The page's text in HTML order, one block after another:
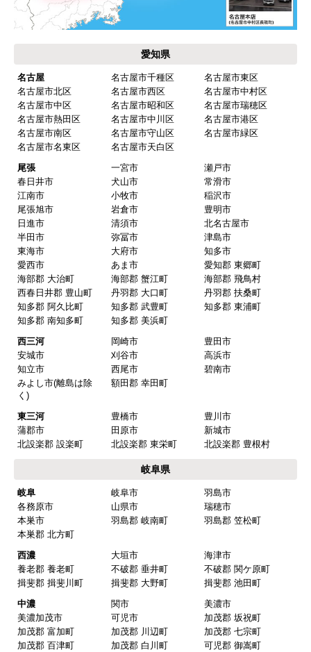
愛知県
名古屋 名古屋市千種区
名古屋市東区
名古屋市北区
名古屋市西区
名古屋市中村区
名古屋市中区
名古屋市昭和区
名古屋市瑞穂区
名古屋市熱田区
名古屋市中川区
名古屋市港区
名古屋市南区
名古屋市守山区
名古屋市緑区
名古屋市名東区
名古屋市天白区
尾張
一宮市
瀬戸市
春日井市
犬山市
常滑市
江南市
小牧市
稲沢市
尾張旭市
岩倉市
豊明市
日進市
清須市
北名古屋市
半田市
弥冨市
津島市
東海市
大府市
知多市
愛西市
あま市
愛知郡 東郷町
海部郡 大治町
海部郡 蟹江町
海部郡 飛鳥村
西春日井郡 豊山町
丹羽郡 大口町
丹羽郡 扶桑町
知多郡 阿久比町
知多郡 武豊町
知多郡 東浦町
知多郡 南知多町
知多郡 美浜町
西三河
岡崎市
豊田市
安城市
刈谷市
高浜市
知立市
西尾市
碧南市
みよし市(離島は除
く)
額田郡 幸田町
東三河 豊橋市
豊川市
蒲郡市
田原市
新城市
北設楽郡 設楽町
北設楽郡 東栄町 北設楽郡 豊根村
岐阜県
岐阜 岐阜市
羽島市
各務原市
山県市
瑞穂市
本巣市
羽島郡 岐南町
羽島郡 笠松町
本巣郡 北方町
西濃
大垣市
海津市
養老郡 養老町
不破郡 垂井町
不破郡 関ケ原町
揖斐郡 揖斐川町
揖斐郡 大野町
揖斐郡 池田町
中濃
関市
美濃市
美濃加茂市
可児市
加茂郡 坂祝町
加茂郡 富加町
加茂郡 川辺町
加茂郡 七宗町
加茂郡 百津町
加茂郡 白川町
可児郡 御嵩町